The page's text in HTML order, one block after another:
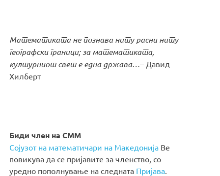
Математиката не познава ниту расни ниту
географски граници; за математиката,
културниот свет е една држава…– Давид
Хилберт
Биди член на СММ
Сојузот на математичари на Македонија Ве
повикува да се пријавите за членство, со
уредно пополнување на следната Пријава